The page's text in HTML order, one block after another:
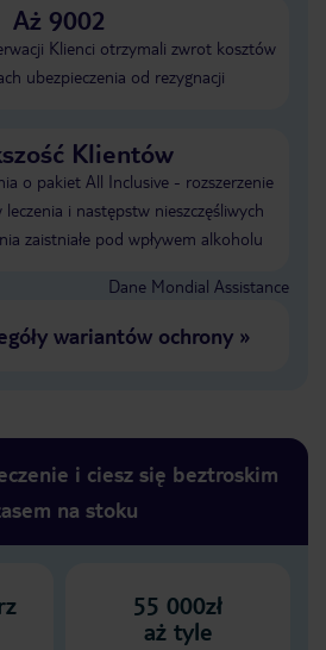
Aż 9002
Klienci otrzymali zwrot kosztów
ubezpieczenia od rezygnacji
Klientów
o pakiet All Inclusive - rozszerzenie
i następstw nieszczęśliwych
zaistniałe pod wpływem alkoholu
Dane Mondial Assistance
wariantów ochrony»
i ciesz się beztroskim
na stoku
55 000zł
aż tyle